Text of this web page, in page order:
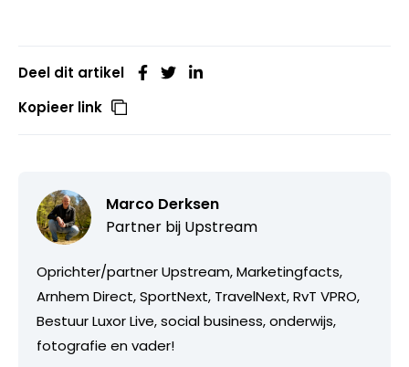
Deel dit artikel
Kopieer link
Marco Derksen
Partner bij Upstream
Oprichter/partner Upstream, Marketingfacts,
Arnhem Direct, SportNext, TravelNext, RvT VPRO,
Bestuur Luxor Live, social business, onderwijs,
fotografie en vader!